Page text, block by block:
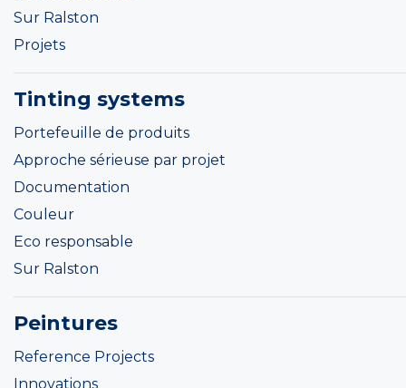
Sur Ralston
Projets
Tinting systems
Portefeuille de produits
Approche sérieuse par projet
Documentation
Couleur
Eco responsable
Sur Ralston
Peintures
Reference Projects
Innovations